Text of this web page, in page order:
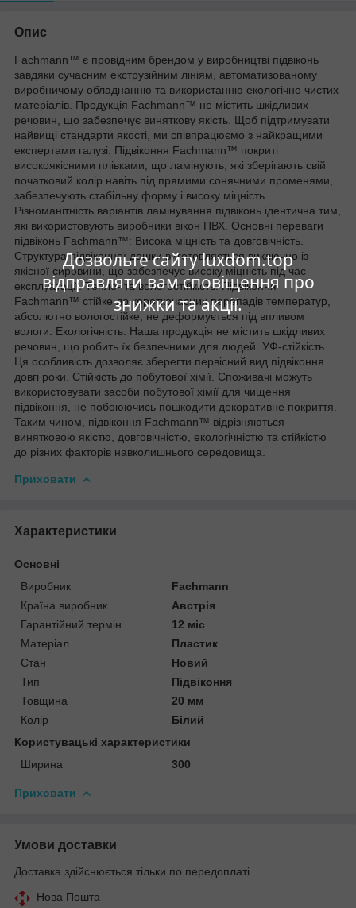
Дозвольте сайту luxdom.top
відправляти вам сповіщення про
знижки та акції.
Опис
Fachmann™ є провідним брендом у виробництві підвіконь
завдяки сучасним екструзійним лініям, автоматизованому
виробничому обладнанню та використанню екологічно чистих
матеріалів. Продукція Fachmann™ не містить шкідливих
речовин, що забезпечує виняткову якість. Щоб підтримувати
найвищі стандарти якості, ми співпрацюємо з найкращими
експертами галузі. Підвіконня Fachmann™ покриті
високоякісними плівками, що ламінують, які зберігають свій
початковий колір навіть під прямими сонячними променями,
забезпечують стабільну форму і високу міцність.
Різноманітність варіантів ламінування підвіконь ідентична тим,
які використовують виробники вікон ПВХ. Основні переваги
підвіконь Fachmann™: Висока міцність та довговічність.
Структура підвіконної дошки виготовляється виключно із
якісної сировини, що забезпечує високу міцність під час
експлуатації. Тепло- та вологостійкість. Підвіконня
Fachmann™ стійке до короткочасних перепадів температур,
абсолютно вологостійке, не деформується під впливом
вологи. Екологічність. Наша продукція не містить шкідливих
речовин, що робить їх безпечними для людей. УФ-стійкість.
Ця особливість дозволяє зберегти первісний вид підвіконня
довгі роки. Стійкість до побутової хімії. Споживачі можуть
використовувати засоби побутової хімії для чищення
підвіконня, не побоюючись пошкодити декоративне покриття.
Таким чином, підвіконня Fachmann™ відрізняються
винятковою якістю, довговічністю, екологічністю та стійкістю
до різних факторів навколишнього середовища.
Приховати
Характеристики
Основні
Виробник
Fachmann
Країна виробник
Австрія
Гарантійний термін
12 міс
Матеріал
Пластик
Стан
Новий
Тип
Підвіконня
Товщина
20 мм
Колір
Білий
Користувацькі характеристики
Ширина
300
Приховати
Умови доставки
Доставка здійснюється тільки по передоплаті.
Нова Пошта